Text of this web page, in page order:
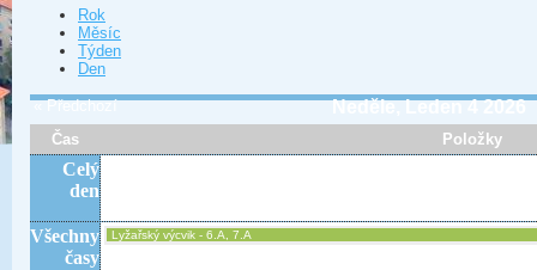
Rok
Měsíc
Týden
Den
« Předchozí Neděle, Leden 4 2026
Čas Položky
Celý
den
Všechny
časy
Lyžařský výcvik - 6.A, 7.A